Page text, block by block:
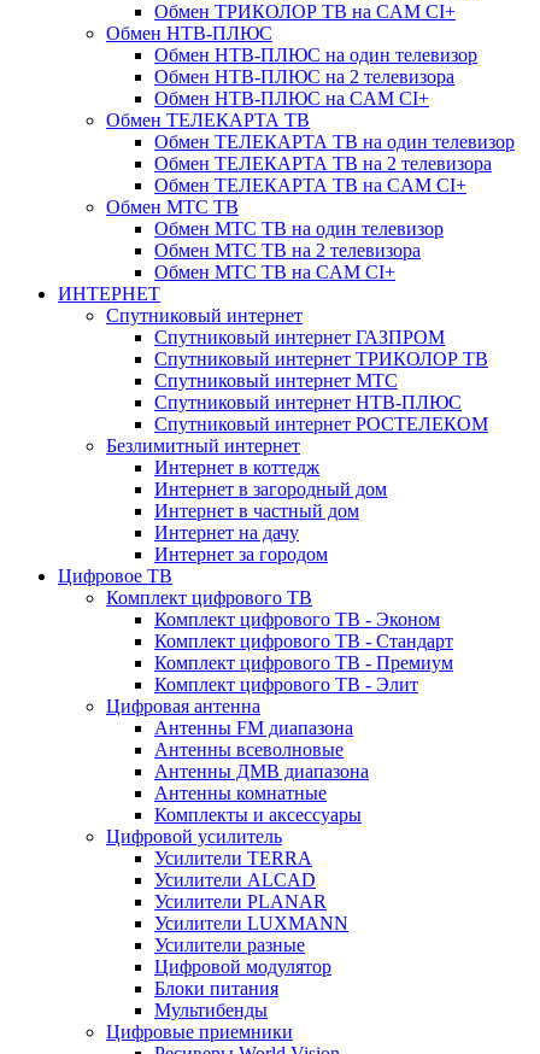
Обмен ТРИКОЛОР ТВ на CAM CI+
Обмен НТВ-ПЛЮС
Обмен НТВ-ПЛЮС на один телевизор
Обмен НТВ-ПЛЮС на 2 телевизора
Обмен НТВ-ПЛЮС на CAM CI+
Обмен ТЕЛЕКАРТА ТВ
Обмен ТЕЛЕКАРТА ТВ на один телевизор
Обмен ТЕЛЕКАРТА ТВ на 2 телевизора
Обмен ТЕЛЕКАРТА ТВ на CAM CI+
Обмен МТС ТВ
Обмен МТС ТВ на один телевизор
Обмен МТС ТВ на 2 телевизора
Обмен МТС ТВ на CAM CI+
ИНТЕРНЕТ
Спутниковый интернет
Спутниковый интернет ГАЗПРОМ
Спутниковый интернет ТРИКОЛОР ТВ
Спутниковый интернет МТС
Спутниковый интернет НТВ-ПЛЮС
Спутниковый интернет РОСТЕЛЕКОМ
Безлимитный интернет
Интернет в коттедж
Интернет в загородный дом
Интернет в частный дом
Интернет на дачу
Интернет за городом
Цифровое ТВ
Комплект цифрового ТВ
Комплект цифрового ТВ - Эконом
Комплект цифрового ТВ - Стандарт
Комплект цифрового ТВ - Премиум
Комплект цифрового ТВ - Элит
Цифровая антенна
Антенны FM диапазона
Антенны всеволновые
Антенны ДМВ диапазона
Антенны комнатные
Комплекты и аксессуары
Цифровой усилитель
Усилители TERRA
Усилители ALCAD
Усилители PLANAR
Усилители LUXMANN
Усилители разные
Цифровой модулятор
Блоки питания
Мультибенды
Цифровые приемники